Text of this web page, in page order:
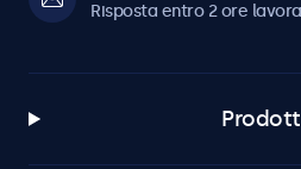
Risposta entro 2 ore